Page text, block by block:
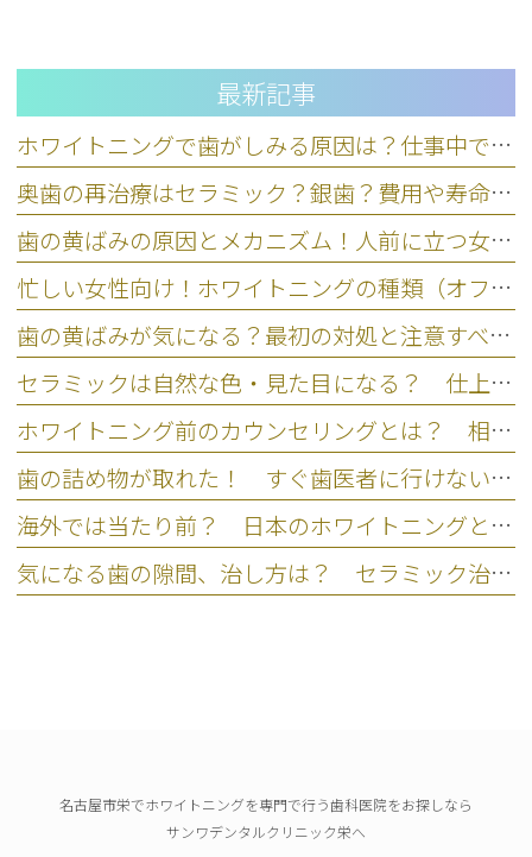
最新記事
ホワイトニングで歯がしみる原因は？仕事中できる応急処置と対策
奥歯の再治療はセラミック？銀歯？費用や寿命など5基準で比較
歯の黄ばみの原因とメカニズム！人前に立つ女性のための正しいケア
忙しい女性向け！ホワイトニングの種類（オフィス・ホーム）の違い
歯の黄ばみが気になる？最初の対処と注意すべきNG行動を歯科医師が解説
セラミックは自然な色・見た目になる？ 仕上がりの違いを左右するポイント
ホワイトニング前のカウンセリングとは？ 相談なしの注意点とリスク
歯の詰め物が取れた！ すぐ歯医者に行けない場合の応急処置と放置リスク
海外では当たり前？ 日本のホワイトニングとの違いを比較
気になる歯の隙間、治し方は？ セラミック治療という選択肢
名古屋市栄でホワイトニングを専門で行う歯科医院をお探しなら
サンワデンタルクリニック栄へ